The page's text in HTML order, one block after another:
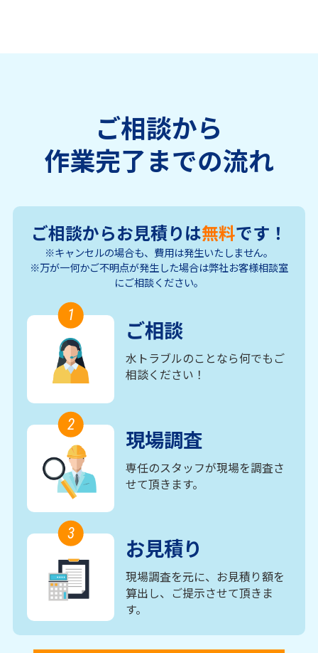
ご相談から
作業完了までの流れ
ご相談からお見積りは無料です！
※キャンセルの場合も、費用は発生いたしません。
※万が一何かご不明点が発生した場合は弊社お客様相談室
にご相談ください。
1
ご相談
水トラブルのことなら何でもご
相談ください！
2
現場調査
専任のスタッフが現場を調査さ
せて頂きます。
3
お見積り
現場調査を元に、お見積り額を
算出し、ご提示させて頂きま
す。